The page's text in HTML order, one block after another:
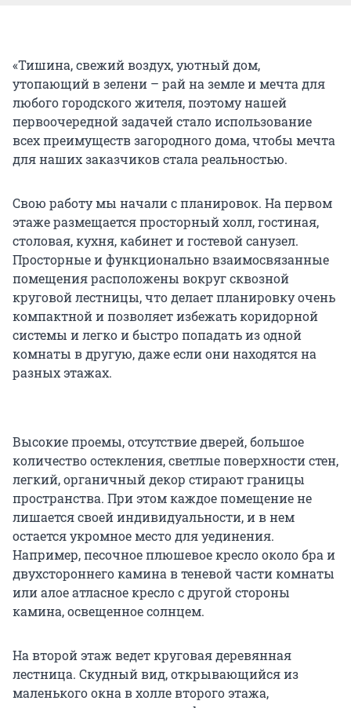
«Тишина, свежий воздух, уютный дом,
утопающий в зелени – рай на земле и мечта для
любого городского жителя, поэтому нашей
первоочередной задачей стало использование
всех преимуществ загородного дома, чтобы мечта
для наших заказчиков стала реальностью.
Свою работу мы начали с планировок. На первом
этаже размещается просторный холл, гостиная,
столовая, кухня, кабинет и гостевой санузел.
Просторные и функционально взаимосвязанные
помещения расположены вокруг сквозной
круговой лестницы, что делает планировку очень
компактной и позволяет избежать коридорной
системы и легко и быстро попадать из одной
комнаты в другую, даже если они находятся на
разных этажах.
Высокие проемы, отсутствие дверей, большое
количество остекления, светлые поверхности стен,
легкий, органичный декор стирают границы
пространства. При этом каждое помещение не
лишается своей индивидуальности, и в нем
остается укромное место для уединения.
Например, песочное плюшевое кресло около бра и
двухстороннего камина в теневой части комнаты
или алое атласное кресло с другой стороны
камина, освещенное солнцем.
На второй этаж ведет круговая деревянная
лестница. Скудный вид, открывающийся из
маленького окна в холле второго этажа,